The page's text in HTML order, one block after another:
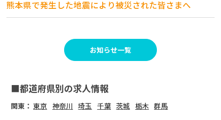
熊本県で発生した地震により被災された皆さまへ
お知らせ一覧
■都道府県別の求人情報
関東： 東京 神奈川 埼玉 千葉 茨城 栃木 群馬